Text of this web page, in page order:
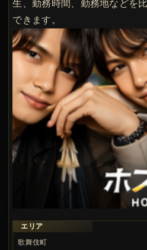
生、勤務時間、勤務地などを
できます。
エリア
歌舞伎町